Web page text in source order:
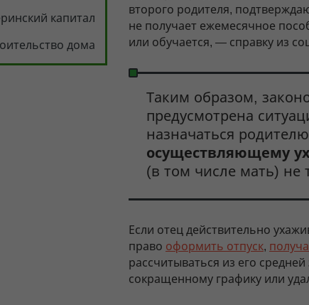
капитал
дома
второго родителя,
не получает ежемесячное
или обучается, — справку из
Таким образом,
предусмотрена
назначаться
осуществляющему
(в том числе мать) не
Если отец действительно
право оформить отпуск,
рассчитываться из его
сокращенному графику или